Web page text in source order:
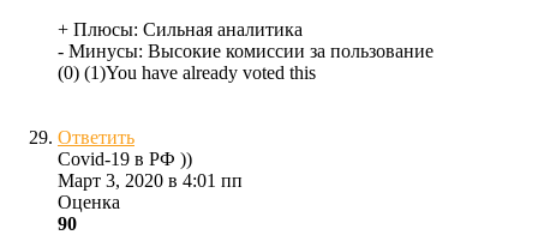
+ Плюсы: Сильная аналитика
- Минусы: Высокие комиссии за пользование
(0) (1)You have already voted this
Ответить
Covid-19 в РФ ))
Март 3, 2020 в 4:01 пп
Оценка
90